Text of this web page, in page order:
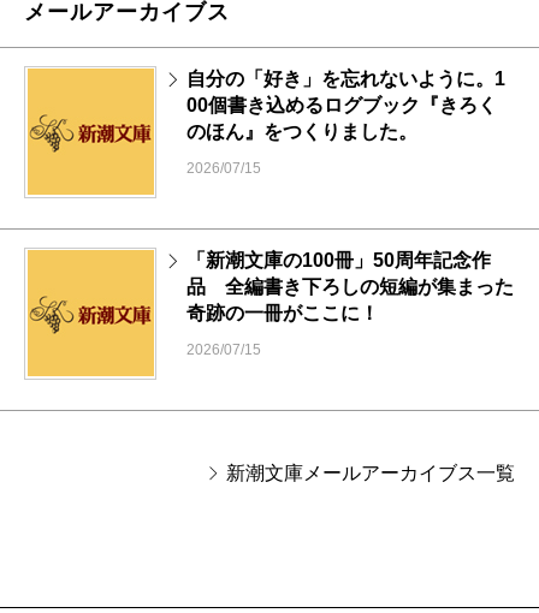
メールアーカイブス
自分の「好き」を忘れないように。1
00個書き込めるログブック『きろく
のほん』をつくりました。
2026/07/15
「新潮文庫の100冊」50周年記念作
品 全編書き下ろしの短編が集まった
奇跡の一冊がここに！
2026/07/15
新潮文庫メールアーカイブス一覧